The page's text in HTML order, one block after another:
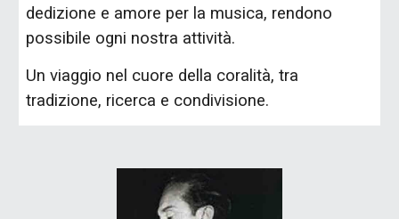
dedizione e amore per la musica, rendono
possibile ogni nostra attività.
Un viaggio nel cuore della coralità, tra
tradizione, ricerca e condivisione.